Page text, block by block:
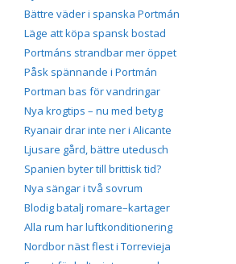
Bättre väder i spanska Portmán
Läge att köpa spansk bostad
Portmáns strandbar mer öppet
Påsk spännande i Portmán
Portman bas för vandringar
Nya krogtips – nu med betyg
Ryanair drar inte ner i Alicante
Ljusare gård, bättre utedusch
Spanien byter till brittisk tid?
Nya sängar i två sovrum
Blodig batalj romare–kartager
Alla rum har luftkonditionering
Nordbor näst flest i Torrevieja